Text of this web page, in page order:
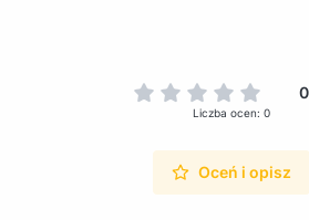
Liczba ocen: 0
Oceń i opisz